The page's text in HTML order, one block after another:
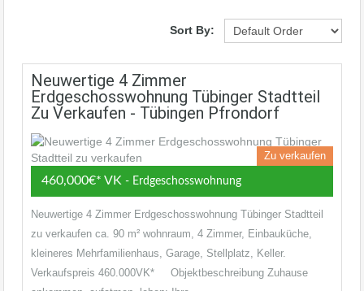
Sort By:
Neuwertige 4 Zimmer
Erdgeschosswohnung Tübinger Stadtteil
Zu Verkaufen - Tübingen Pfrondorf
Zu verkaufen
460,000€* VK - Erdgeschosswohnung
Neuwertige 4 Zimmer Erdgeschosswohnung Tübinger Stadtteil
zu verkaufen ca. 90 m² wohnraum, 4 Zimmer, Einbauküche,
kleineres Mehrfamilienhaus, Garage, Stellplatz, Keller.
Verkaufspreis 460.000VK* Objektbeschreibung Zuhause